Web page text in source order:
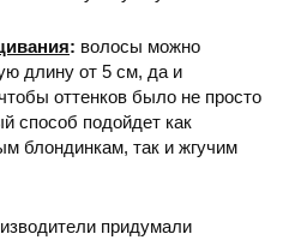
: волосы можно
длину от 5 см, да и
оттенков было не просто
способ подойдет как
блондинкам, так и жгучим
придумали